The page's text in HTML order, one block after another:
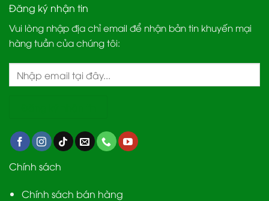
Đăng ký nhận tin
Vui lòng nhập địa chỉ email để nhận bản tin khuyến mại
hàng tuần của chúng tôi:
Chính sách
Chính sách bán hàng